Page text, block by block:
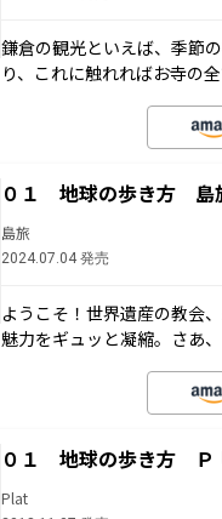
鎌倉の観光といえば、季節
り、これに触れればお寺の
０１ 地球の歩き方
島旅
2024.07.04 発売
ようこそ！世界遺産の教会
魅力をギュッと凝縮。さあ、
０１ 地球の歩き方 Ｐ
Plat